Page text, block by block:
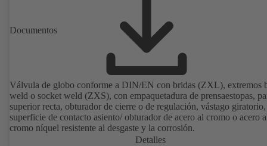
Documentos
Válvula de globo conforme a DIN/EN con bridas (ZXL), extremos
weld o socket weld (ZXS), con empaquetadura de prensaestopas,
superior recta, obturador de cierre o de regulación, vástago giratorio,
superficie de contacto asiento/ obturador de acero al cromo o acero
cromo níquel resistente al desgaste y la corrosión.
Detalles